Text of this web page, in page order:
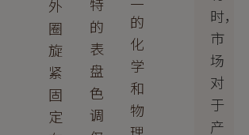
外
圈
旋
紧
固
定
的
表
盘
色
调
的
化
学
和
物
时，
市
场
对
于
产